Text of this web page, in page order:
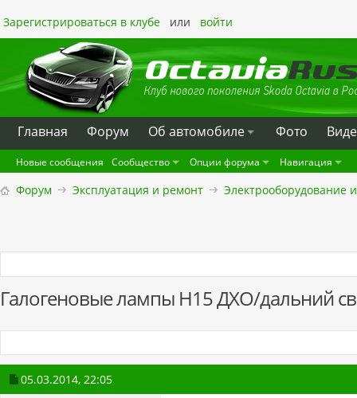
Зарегистрироваться в клубе или войти
Главная Форум Oб автомобиле Фото
Новые сообщения Сообщество Опции форума Навигация
Форум Эксплуатация и ремонт Электрооборудование
Галогеновые лампы H15 ДХО/дальний
05.03.2014, 22:05